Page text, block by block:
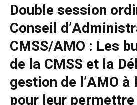
Double session
Conseil
CMSS/AMO : Les
de la CMSS et la
gestion de l’AMO à
pour leur